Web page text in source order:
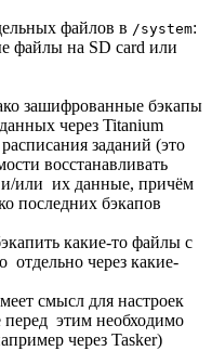
файлов в /system:
файлы на SD card или
зашифрованные бэкапы
через Titanium
заданий (это
восстанавливать
или их данные, причём
последних бэкапов
какие-то файлы с
отдельно через какие-
смысл для настроек
перед этим необходимо
через Tasker)